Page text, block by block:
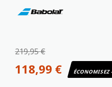
219,95 €
118,99 € ÉCONOMISEZ